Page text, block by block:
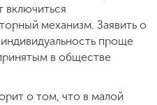
включиться
механизм. Заявить о
проще
в обществе
о том, что в малой